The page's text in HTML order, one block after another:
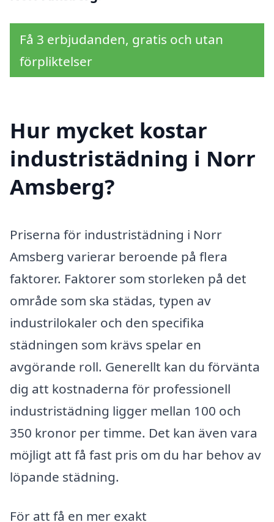
Få 3 erbjudanden, gratis och utan
förpliktelser
Hur mycket kostar
industristädning i Norr
Amsberg?
Priserna för industristädning i Norr
Amsberg varierar beroende på flera
faktorer. Faktorer som storleken på det
område som ska städas, typen av
industrilokaler och den specifika
städningen som krävs spelar en
avgörande roll. Generellt kan du förvänta
dig att kostnaderna för professionell
industristädning ligger mellan 100 och
350 kronor per timme. Det kan även vara
möjligt att få fast pris om du har behov av
löpande städning.
För att få en mer exakt